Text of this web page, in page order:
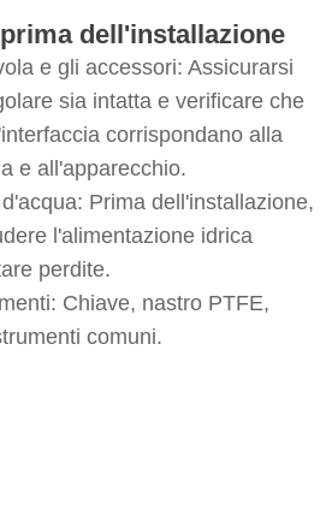
dell'installazione
e gli accessori: Assicurarsi
sia intatta e verificare che
corrispondano alla
e all'apparecchio.
Prima dell'installazione,
l'alimentazione idrica
perdite.
Chiave, nastro PTFE,
comuni.